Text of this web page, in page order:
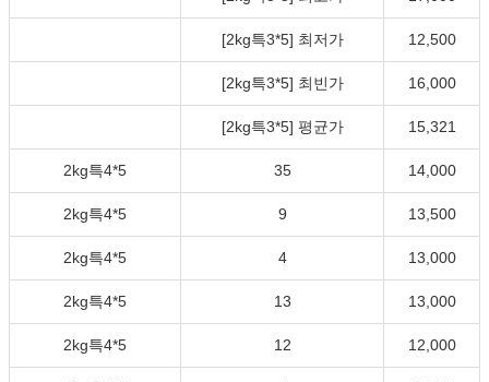
[2kg특3*5] 최저가 12,500
[2kg특3*5] 최빈가 16,000
[2kg특3*5] 평균가 15,321
2kg특4*5 35 14,000
2kg특4*5 9 13,500
2kg특4*5 4 13,000
2kg특4*5 13 13,000
2kg특4*5 12 12,000